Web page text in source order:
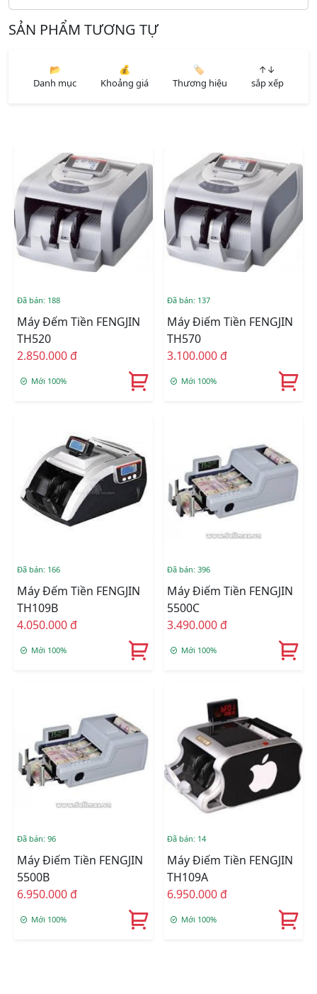
SẢN PHẨM TƯƠNG TỰ
📂
Danh mục
💰
Khoảng giá
🏷️
Thương hiệu
↑↓
sắp xếp
Đã bán: 188
Máy Đếm Tiền FENGJIN
TH520
2.850.000 đ
Mới 100%
Đã bán: 137
Máy Điếm Tiền FENGJIN
TH570
3.100.000 đ
Mới 100%
Đã bán: 166
Máy Đếm Tiền FENGJIN
TH109B
4.050.000 đ
Mới 100%
Đã bán: 396
Máy Điếm Tiền FENGJIN
5500C
3.490.000 đ
Mới 100%
Đã bán: 96
Máy Điếm Tiền FENGJIN
5500B
6.950.000 đ
Mới 100%
Đã bán: 14
Máy Điếm Tiền FENGJIN
TH109A
6.950.000 đ
Mới 100%